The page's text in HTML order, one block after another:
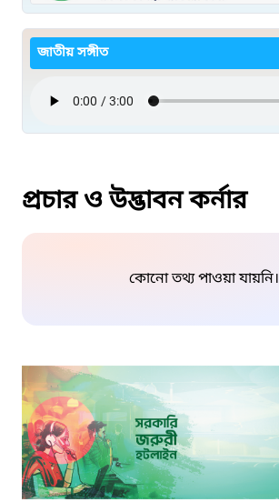
জাতীয় সঙ্গীত
প্রচার ও উদ্ভাবন কর্নার
কোনো তথ্য পাওয়া যায়নি।